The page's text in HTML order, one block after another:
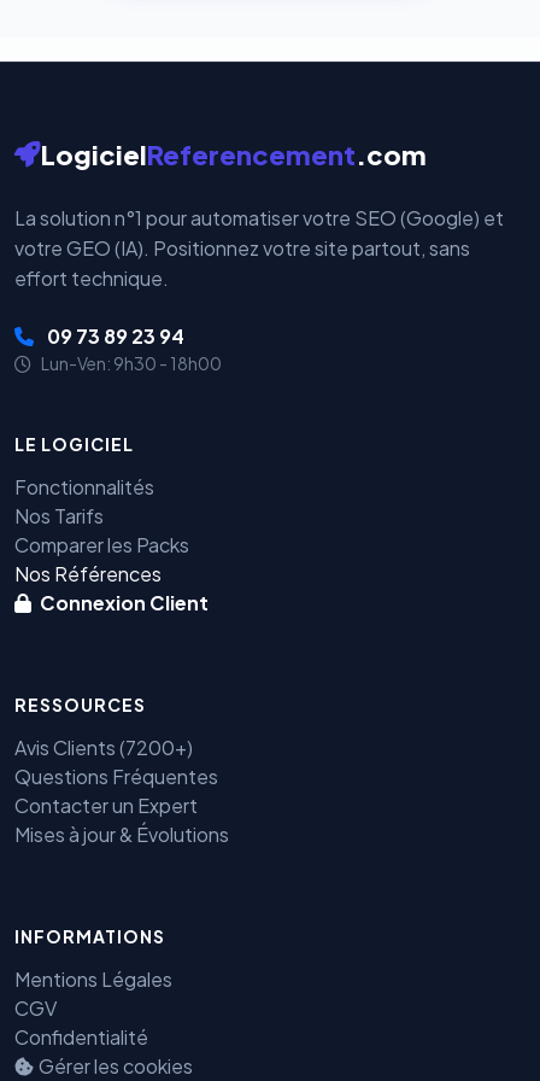
LogicielReferencement.com
La solution n°1 pour automatiser votre SEO (Google) et
votre GEO (IA). Positionnez votre site partout, sans
effort technique.
09 73 89 23 94
Lun-Ven: 9h30 - 18h00
LE LOGICIEL
Fonctionnalités
Nos Tarifs
Comparer les Packs
Nos Références
Connexion Client
RESSOURCES
Avis Clients (7200+)
Questions Fréquentes
Contacter un Expert
Mises à jour & Évolutions
INFORMATIONS
Mentions Légales
CGV
Confidentialité
Gérer les cookies